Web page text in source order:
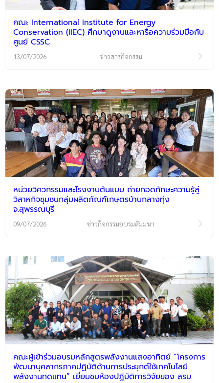
คณะ International Institute for Energy
Conservation (IIEC) ศึกษาดูงานและหารือความร่วมมือกับ
ศูนย์ CSSC
13/07/2026 ข่าวสารกิจกรรม
หน่วยวิศวกรรมและโรงงานต้นแบบ ถ่ายทอดทักษะความรู้สู่
วิสาหกิจชุมชนกลุ่มผลิตภัณฑ์เกษตรบ้านกลางทุ่ง
จ.สุพรรณบุรี
09/07/2026 ข่าวกิจกรรมอบรมสัมมนา
คณะผู้เข้าร่วมอบรมหลักสูตรพลังงานแสงอาทิตย์ “โครงการ
พัฒนาบุคลากรภาคปฏิบัติด้านการประยุกต์ใช้เทคโนโลยี
พลังงานทดแทน” เยี่ยมชมห้องปฏิบัติการวิจัยของ สรบ.